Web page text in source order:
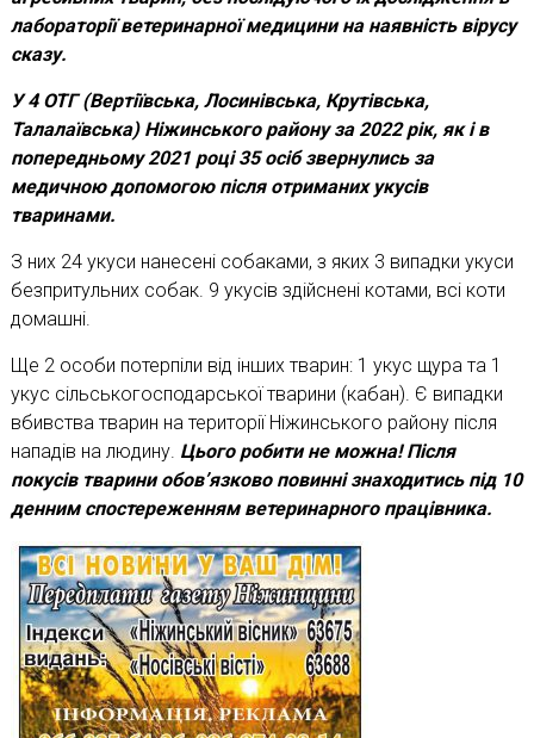
лабораторії ветеринарної медицини на наявність вірусу
сказу.
У 4 ОТГ (Вертіївська, Лосинівська, Крутівська,
Талалаївська) Ніжинського району за 2022 рік, як і в
попередньому 2021 році 35 осіб звернулись за
медичною допомогою після отриманих укусів
тваринами.
З них 24 укуси нанесені собаками, з яких 3 випадки укуси
безпритульних собак. 9 укусів здійснені котами, всі коти
домашні.
Ще 2 особи потерпіли від інших тварин: 1 укус щура та 1
укус сільськогосподарської тварини (кабан). Є випадки
вбивства тварин на території Ніжинського району після
нападів на людину. Цього робити не можна! Після
покусів тварини обов’язково повинні знаходитись під 10
денним спостереженням ветеринарного працівника.